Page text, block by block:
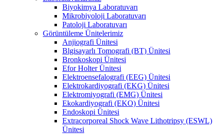
Biyokimya Laboratuvarı
Mikrobiyoloji Laboratuvarı
Patoloji Laboratuvarı
Görüntüleme Ünitelerimiz
Anjiografi Ünitesi
Blgisayarlı Tomografi (BT) Ünitesi
Bronkoskopi Ünitesi
Efor Holter Ünitesi
Elektroensefalografi (EEG) Ünitesi
Elektrokardiyografi (EKG) Ünitesi
Elektromiyografi (EMG) Ünitesi
Ekokardiyografi (EKO) Ünitesi
Endoskopi Ünitesi
Extracorporeal Shock Wave Lithotripsy (ESWL)
Ünitesi